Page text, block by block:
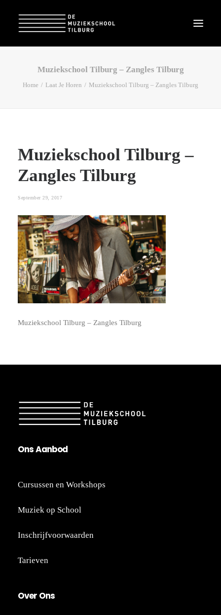
Muziekschool Tilburg – Zangles Tilburg
Home Laat Je Horen Muziekschool Tilburg – Zangles Tilburg
Muziekschool Tilburg –
Zangles Tilburg
September 29, 2017
Muziekschool Tilburg – Zangles Tilburg
Ons Aanbod
Cursussen en Workshops
Muziek op School
Inschrijfvoorwaarden
Tarieven
Over Ons